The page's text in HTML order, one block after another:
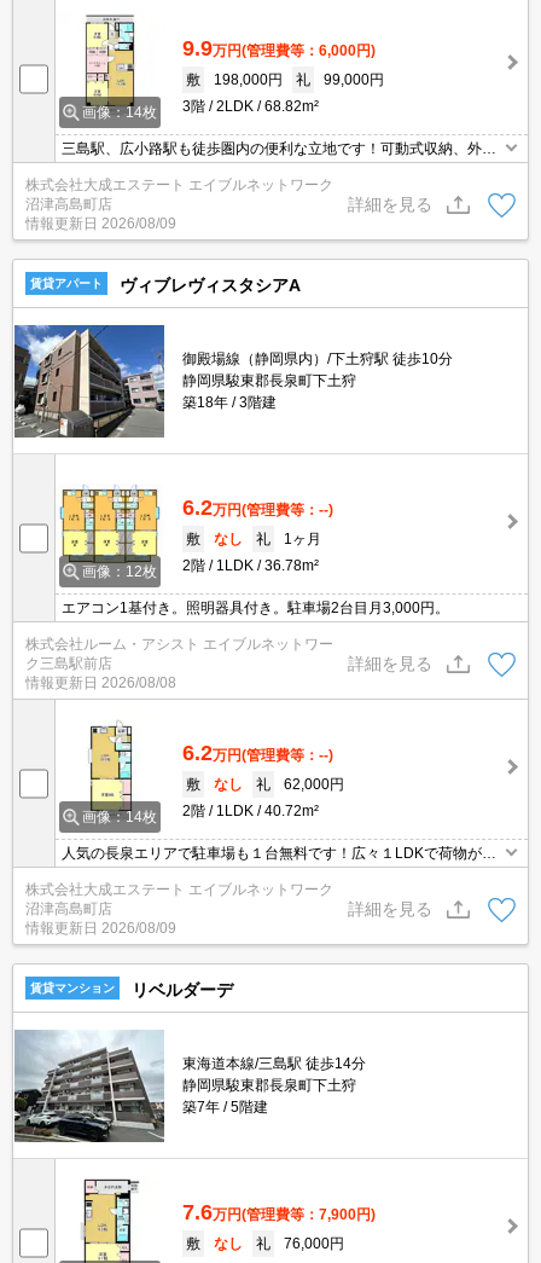
画像：14枚
9.9万円(管理費等：6,000円)
敷
198,000円 礼
99,000円
3階
2LDK 68.82m²
三島駅、広小路駅も徒歩圏内の便利な立地です！可動式収納、外物
置付きで荷物が多い方にオススメです！エントランスオートロッ
ク、宅配BOX,専用ゴミ置き場、インターネット無料です！個人契約
の場合、礼金、更新料不要です！
株式会社大成エステート エイブルネットワーク
沼津高島町店
情報更新日 2026/08/09
詳細を見る
賃貸アパート ヴィブレヴィスタシアA
御殿場線（静岡県内）/下土狩駅 徒歩10分
静岡県駿東郡長泉町下土狩
築18年
3階建
画像：12枚
6.2万円(管理費等：--)
敷
なし 礼
1ヶ月
2階
1LDK 36.78m²
エアコン1基付き。照明器具付き。駐車場2台目月3,000円。
株式会社ルーム・アシスト エイブルネットワー
ク三島駅前店
情報更新日 2026/08/08
詳細を見る
画像：14枚
6.2万円(管理費等：--)
敷
なし 礼
62,000円
2階
1LDK 40.72m²
人気の長泉エリアで駐車場も１台無料です！広々１LDKで荷物が多
い単身の方にオススメです！徒歩圏内の生活も便利な立地です！
株式会社大成エステート エイブルネットワーク
沼津高島町店
情報更新日 2026/08/09
詳細を見る
賃貸マンション リベルダーデ
東海道本線/三島駅 徒歩14分
静岡県駿東郡長泉町下土狩
築7年
5階建
7.6万円(管理費等：7,900円)
敷
なし 礼
76,000円